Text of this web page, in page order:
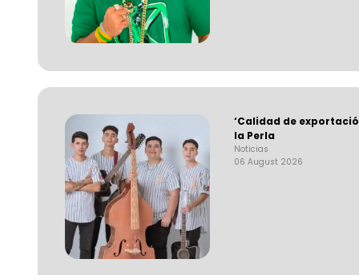
‘Calidad de
la Perla
Noticias
06 August 2026